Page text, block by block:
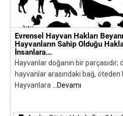
Evrensel Hayvan Hakları
Hayvanların Sahip Olduğu
İnsanlara...
Hayvanlar doğanın bir parçasıdır;
hayvanlar arasındaki bağ,
Hayvanlara
...Devamı